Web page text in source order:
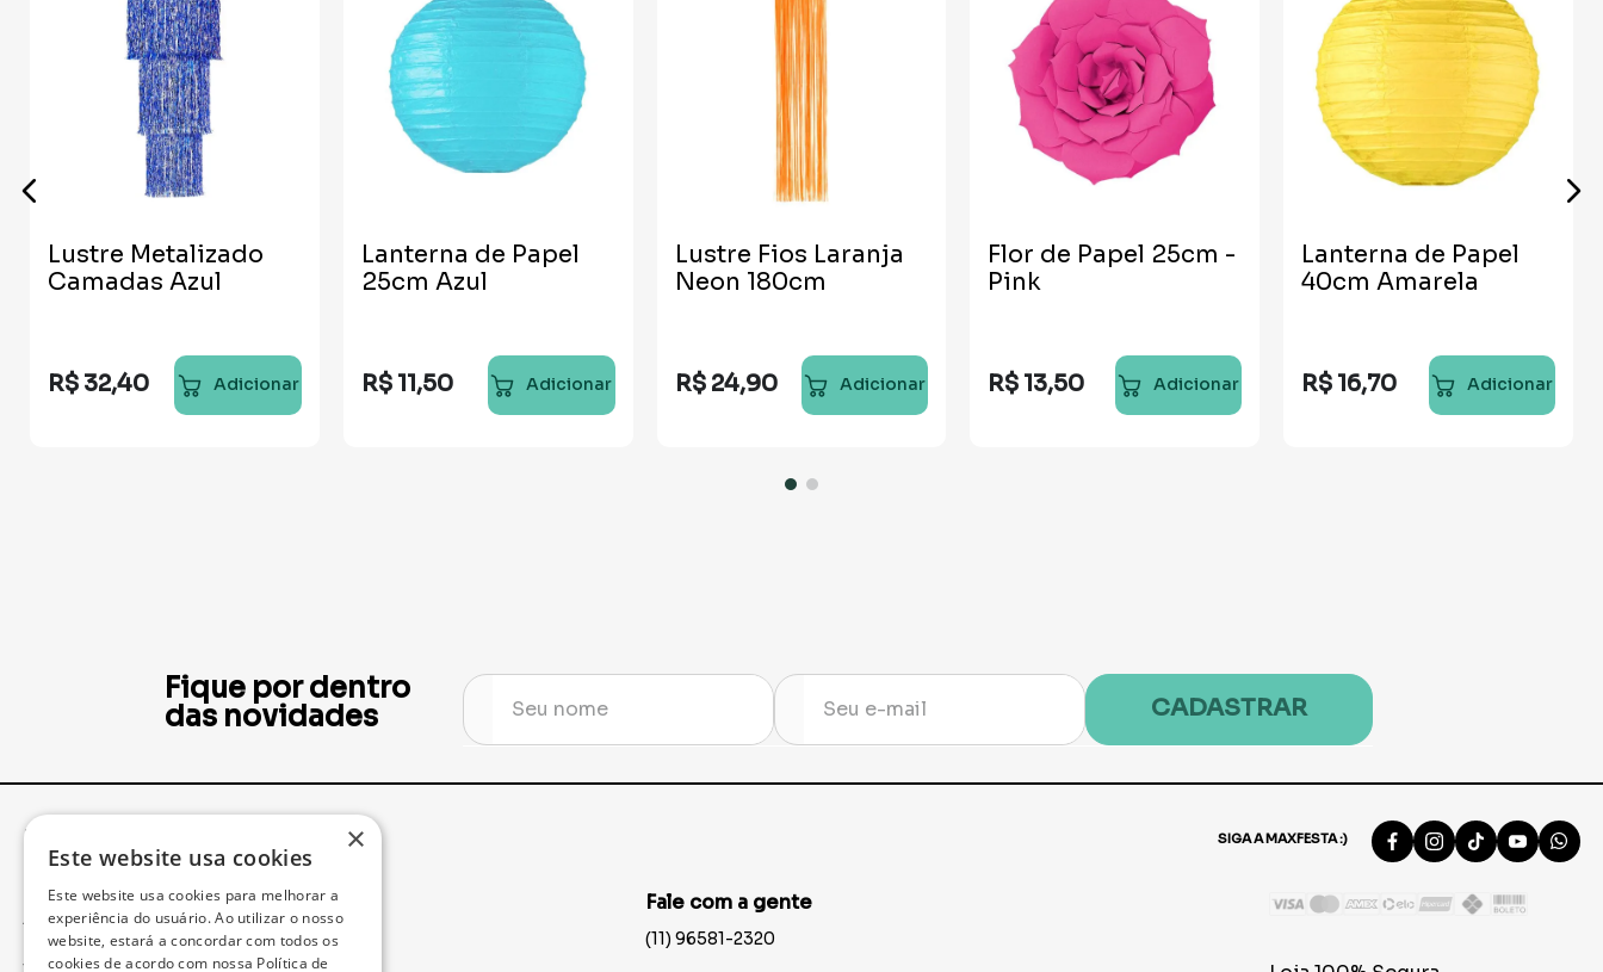
Lustre Metalizado
Camadas Azul
R$ 32,40 Adicionar
Lanterna de Papel
25cm Azul
R$ 11,50 Adicionar
Lustre Fios Laranja
Neon 180cm
R$ 24,90 Adicionar
Flor de Papel 25cm -
Pink
R$ 13,50 Adicionar
Lanterna de Papel
40cm Amarela
R$ 16,70 Adicionar
Fique por dentro
das novidades
CADASTRAR
Institucional SIGA A MAXFESTA :)
Acompanhe seu Pedido
Fale com a gente
(11) 96581-2320
×
Este website usa cookies
Este website usa cookies para melhorar a
experiência do usuário. Ao utilizar o nosso
website, estará a concordar com todos os
cookies de acordo com nossa Política de